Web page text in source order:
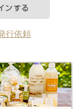
行依頼